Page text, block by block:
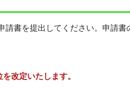
書を提出してください。申請書
改定いたします。